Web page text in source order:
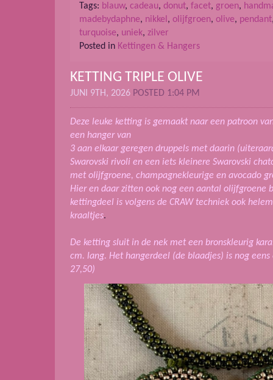
Tags: blauw, cadeau, donut, facet, groen,
madebydaphne, nikkel , olijfgroen, olive, pendant
turquoise, uniek, zilver
Posted in Kettingen & Hangers
KETTING TRIPLE OLIVE
JUNI 9TH, 2026 POSTED 1:04 PM
Deze leuke ketting is gemaakt naar een patroon
een hanger van
3 aan elkaar geregen druppels met daarin
Swarovski rivoli en een iets kleinere Swarovski
met olijfgroene, champagnekleurige en avocado
Hier en daar zitten ook nog een aantal olijfgroene
kettingdeel is volgens de CRAW techniek ook
kraaltjes.
De ketting sluit in de nek met een bronskleurig
cm. lang. Het hangerdeel (de blaadjes) is nog
27,50)